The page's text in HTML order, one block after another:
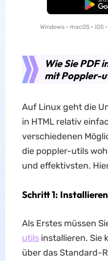
Windows • macOS • iOS
Wie Sie PDF
mit Poppler-
Auf Linux geht die
in HTML relativ
verschiedenen
die poppler-utils
und effektivsten.
Schritt 1:
Als Erstes müssen
utilsinstallieren. Sie
über das Standard-